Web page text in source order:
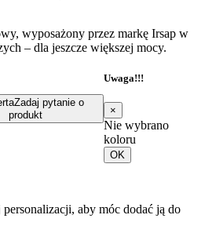
wyposażony przez markę Irsap w
– dla jeszcze większej mocy.
Zadaj pytanie o
produkt
Uwaga!!!
×
Nie wybrano
koloru
OK
aby móc dodać ją do